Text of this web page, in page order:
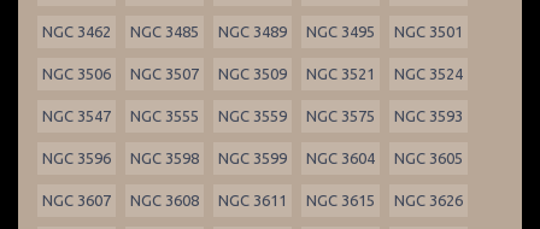
NGC 3462 NGC 3485 NGC 3489 NGC 3495 NGC 3501
NGC 3506 NGC 3507 NGC 3509 NGC 3521 NGC 3524
NGC 3547 NGC 3555 NGC 3559 NGC 3575 NGC 3593
NGC 3596 NGC 3598 NGC 3599 NGC 3604 NGC 3605
NGC 3607 NGC 3608 NGC 3611 NGC 3615 NGC 3626